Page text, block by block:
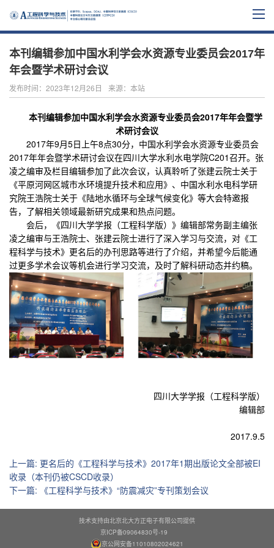
本刊编辑参加中国水利学会水资源专业委员会2017年
年会暨学术研讨会议
发布时间：2023年12月26日 来源：本站
本刊编辑参加中国水利学会水资源专业委员会2017年年会暨学
术研讨会议
2017年9月5日 上午8点30分，中国水利学会水资源专业委员会
2017年年会暨学术研讨会议在四川大学水利水电学院C201召开。张
凌之编审及栏目编辑参加了此次会议，认真聆听了张建云院士关于
《平原河网区城市水环境提升技术和应用》、 中国水利水电科学研
究院王浩院士关于《陆地水循环与全球气候变化》等大会特邀报
告， 了解相关领域最新研究成果和热点问题。
会后，
《四川大学学报（工程科学版）》编辑部常务副主编张
凌之编审与王浩院士、张建云院士进行了深入学习与交流，对《工
程科学与技术》更名后的办刊思路等进行了介绍，并希望今后能通
过更多学术会议等机会进行学习交流，及时了解科研动态并约稿。
四川大学学报（工程科学版）
编辑部
2017.9.5
上一篇: 更名后的《工程科学与技术》2017年1期出版论文全部被EI
收录（本刊仍被CSCD收录）
下一篇: 《工程科学与技术》“防震减灾”专刊策划会议
技术支持由北京北大方正电子有限公司提供
京ICP备09064830号-19
京公网安备11010802024621